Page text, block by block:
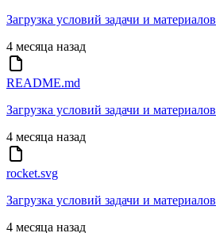
Загрузка условий задачи и материалов
4 месяца назад
README.md
Загрузка условий задачи и материалов
4 месяца назад
rocket.svg
Загрузка условий задачи и материалов
4 месяца назад